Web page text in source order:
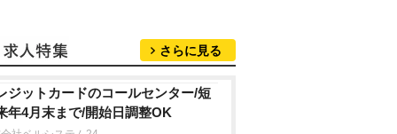
さらに見る
ジットカードのコールセンター/短
年4月末まで/開始日調整OK